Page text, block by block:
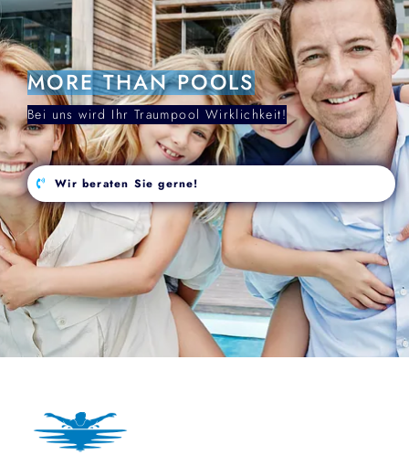
MORE THAN POOLS
Bei uns wird Ihr Traumpool Wirklichkeit!
Wir beraten Sie gerne!